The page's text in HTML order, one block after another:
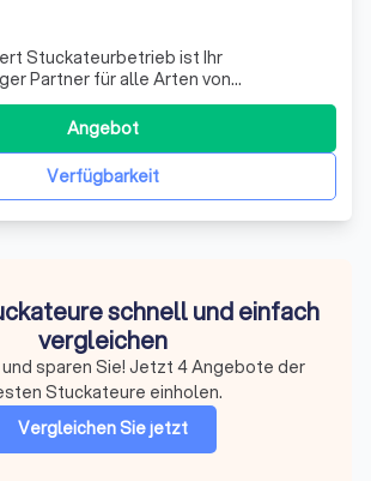
Stuckateurbetrieb ist Ihr
Partner für alle Arten von
jahrelanger Erfahrung und einem
für Qualität und
haben wir uns einen Namen in der
Unser Team von Fachleuten ist stets
Verfügbarkeit
Angebot
schnell und einfach
vergleichen
sparen Sie! Jetzt 4 Angebote der
Stuckateure einholen.
Vergleichen Sie jetzt